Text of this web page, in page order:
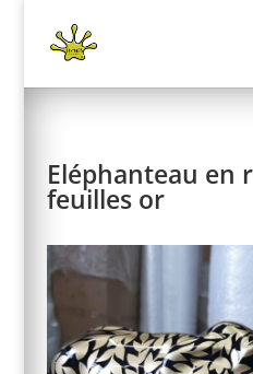
Eléphanteau en
feuilles or